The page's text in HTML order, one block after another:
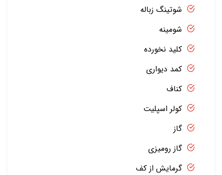
شوتینگ زباله
شومینه
کلید نخورده
کمد دیواری
کناف
کولر اسپلیت
گاز
گاز رومیزی
گرمایش از کف